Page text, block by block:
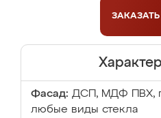
ЗАКАЗАТЬ
Фасад: ДСП, МДФ ПВХ,
любые виды стекла